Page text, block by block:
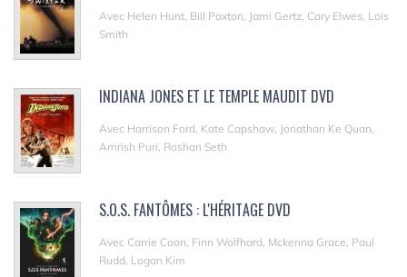
Avec Helen Hunt, Bill Paxton, Jami Gertz, Cary Elwes, Lois
Smith
INDIANA JONES ET LE TEMPLE MAUDIT DVD
Avec Harrison Ford, Kate Capshaw, Jonathan Ke Quan,
Amrish Puri, Roshan Seth
S.O.S. FANTÔMES : L'HÉRITAGE DVD
Avec Carrie Coon, Finn Wolfhard, Mckenna Grace, Paul
Rudd, Logan Kim